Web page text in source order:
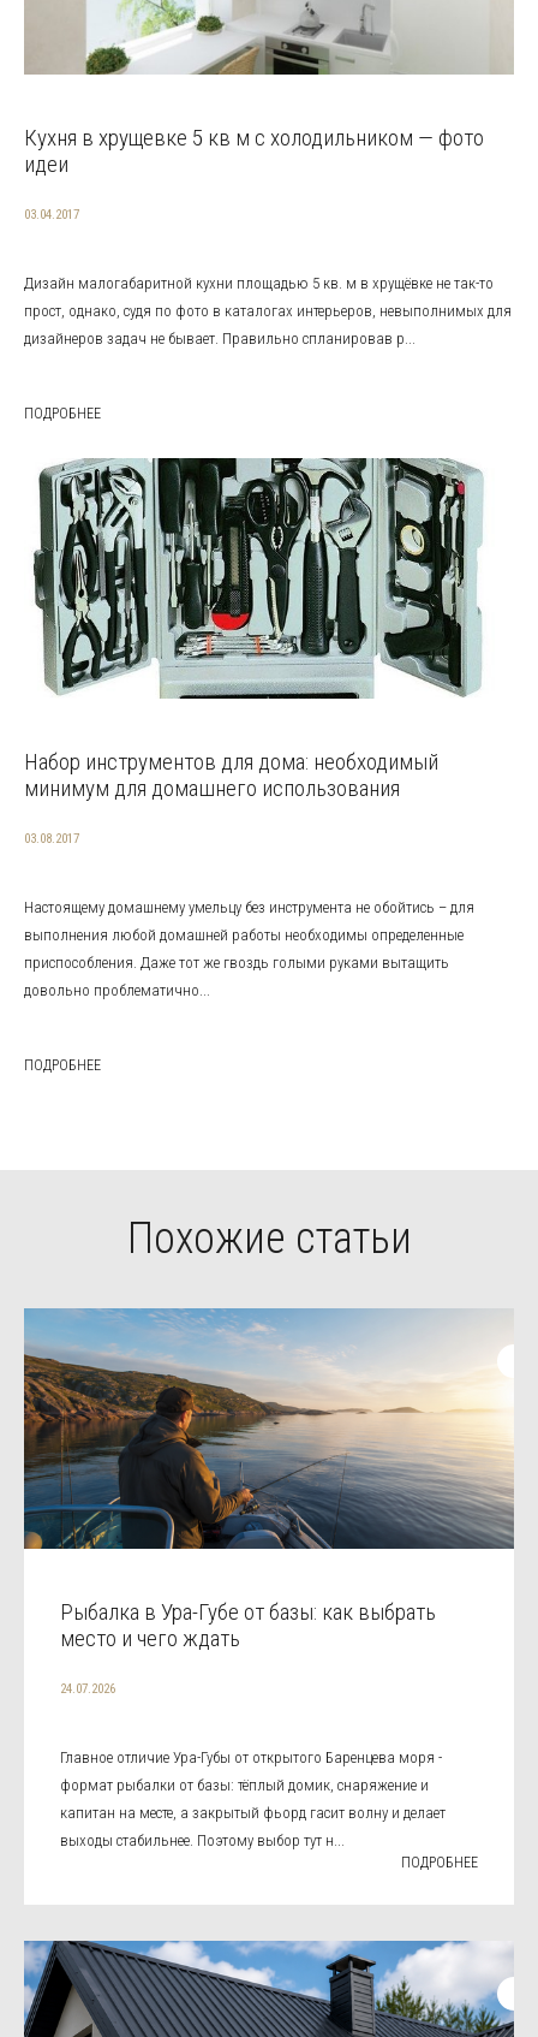
Кухня в хрущевке 5 кв м с холодильником — фото
идеи
03.04.2017
Дизайн малогабаритной кухни площадью 5 кв. м в хрущёвке не так-то
прост, однако, судя по фото в каталогах интерьеров, невыполнимых для
дизайнеров задач не бывает. Правильно спланировав р...
ПОДРОБНЕЕ
Набор инструментов для дома: необходимый
минимум для домашнего использования
03.08.2017
Настоящему домашнему умельцу без инструмента не обойтись – для
выполнения любой домашней работы необходимы определенные
приспособления. Даже тот же гвоздь голыми руками вытащить
довольно проблематично...
ПОДРОБНЕЕ
Похожие статьи
Рыбалка в Ура-Губе от базы: как выбрать
место и чего ждать
24.07.2026
Главное отличие Ура-Губы от открытого Баренцева моря -
формат рыбалки от базы: тёплый домик, снаряжение и
капитан на месте, а закрытый фьорд гасит волну и делает
выходы стабильнее. Поэтому выбор тут н...
ПОДРОБНЕЕ